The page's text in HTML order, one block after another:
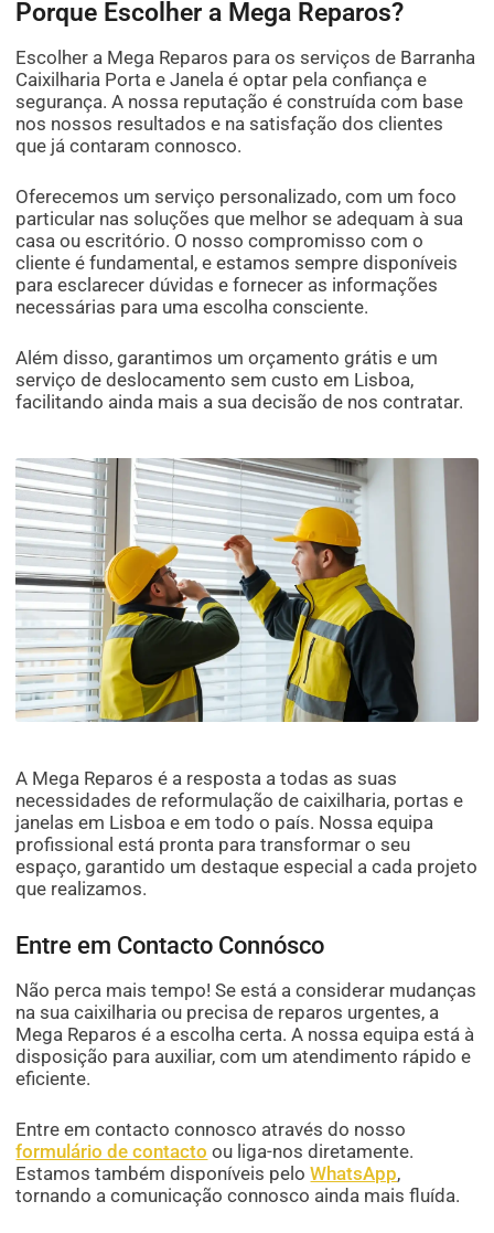
Porque Escolher a Mega Reparos?
Escolher a Mega Reparos para os serviços de Barranha
Caixilharia Porta e Janela é optar pela confiança e
segurança. A nossa reputação é construída com base
nos nossos resultados e na satisfação dos clientes
que já contaram connosco.
Oferecemos um serviço personalizado, com um foco
particular nas soluções que melhor se adequam à sua
casa ou escritório. O nosso compromisso com o
cliente é fundamental, e estamos sempre disponíveis
para esclarecer dúvidas e fornecer as informações
necessárias para uma escolha consciente.
Além disso, garantimos um orçamento grátis e um
serviço de deslocamento sem custo em Lisboa,
facilitando ainda mais a sua decisão de nos contratar.
A Mega Reparos é a resposta a todas as suas
necessidades de reformulação de caixilharia, portas e
janelas em Lisboa e em todo o país. Nossa equipa
profissional está pronta para transformar o seu
espaço, garantido um destaque especial a cada projeto
que realizamos.
Entre em Contacto Connósco
Não perca mais tempo! Se está a considerar mudanças
na sua caixilharia ou precisa de reparos urgentes, a
Mega Reparos é a escolha certa. A nossa equipa está à
disposição para auxiliar, com um atendimento rápido e
eficiente.
Entre em contacto connosco através do nosso
formulário de contacto ou liga-nos diretamente.
Estamos também disponíveis peloWhatsApp,
tornando a comunicação connosco ainda mais fluída.